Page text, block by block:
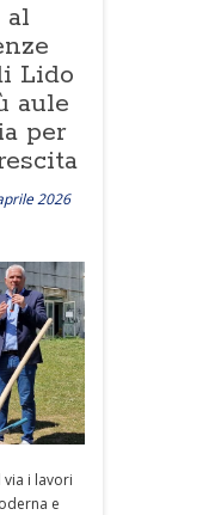
al
Lido
aule
per
2026
i lavori
e